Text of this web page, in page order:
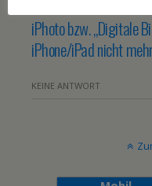
iPhoto bzw. „Digitale
iPhone/iPad nicht
KEINE ANTWORT